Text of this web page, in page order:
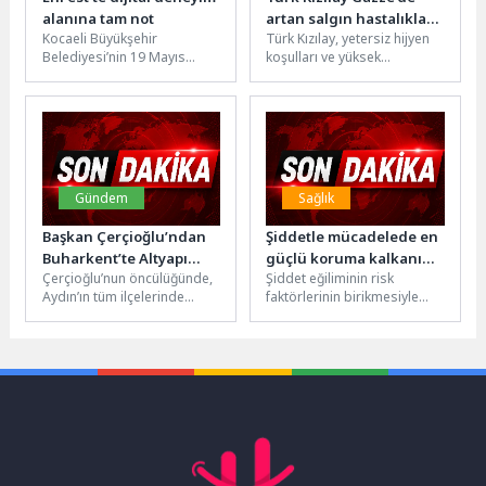
alanına tam not
Kocaeli Büyükşehir
Belediyesi’nin 19 Mayıs
Spor Bayramı kapsamında
düzenlediği EnFest, İzmit...
artan salgın hastalıklara
karşı hijyen kiti ve temiz
içme suyu dağıtıyor
Türk Kızılay, yetersiz hijyen
koşulları ve yüksek
hastalıkların artış gösterdiği
Gazze’de günde...
Gündem
Başkan Çerçioğlu’ndan
Buharkent’te Altyapı
Yatırımı
Çerçioğlu’nun öncülüğünde,
Aydın’ın tüm ilçelerinde
Belediyesi...
Sağlık
Şiddetle mücadelede en
güçlü koruma kalkanı
ailede kuruluyor
Şiddet eğiliminin risk
faktörlerinin birikmesiyle